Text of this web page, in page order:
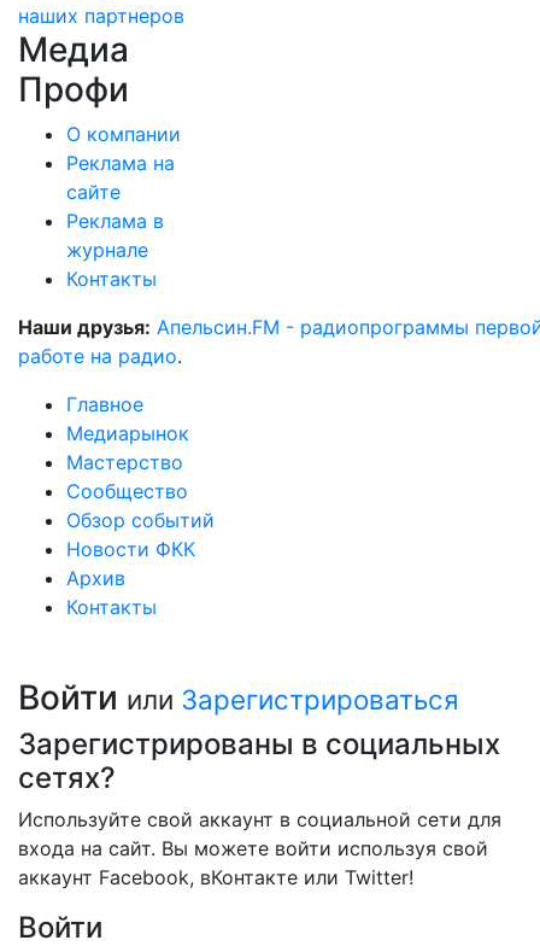
наших партнеров
Медиа
Профи
О компании
Реклама на
сайте
Реклама в
журнале
Контакты
Наши друзья: Апельсин.FM - радиопрограммы
работе на радио.
Главное
Медиарынок
Мастерство
Сообщество
Обзор событий
Новости ФКК
Архив
Контакты
Войти или Зарегистрироваться
Зарегистрированы в социальных
сетях?
Используйте свой аккаунт в социальной сети для
входа на сайт. Вы можете войти используя свой
аккаунт Facebook, вКонтакте или Twitter!
Войти